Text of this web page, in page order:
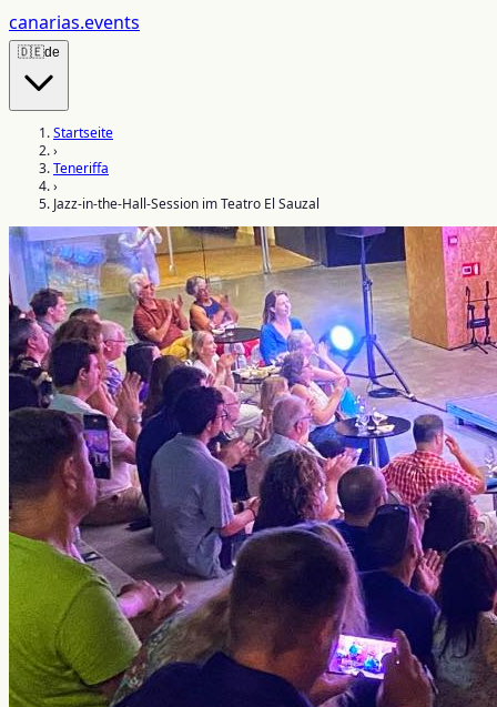
canarias.events
🇩🇪de
Startseite
›
Teneriffa
›
Jazz-in-the-Hall-Session im Teatro El Sauzal